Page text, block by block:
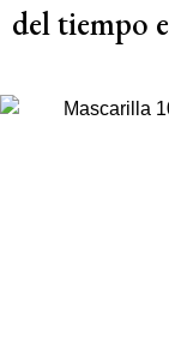
del tiempo